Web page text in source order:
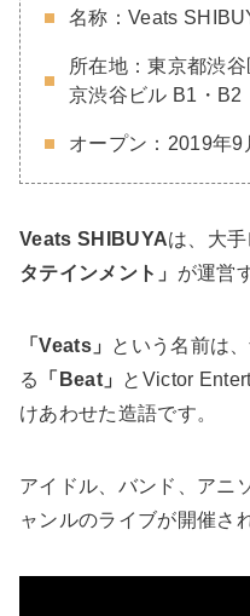
名称：Veats
所在地：東京都渋
京渋谷ビル B1・B2
オープン：2019年9
Veats SHIBUYAは、大
タテインメント」 が運営
「Veats」
という名前は
る
「Beat」 とVictor
けあわせた造語です。
アイドル、バンド、アニ
ャンルのライブが開催さ